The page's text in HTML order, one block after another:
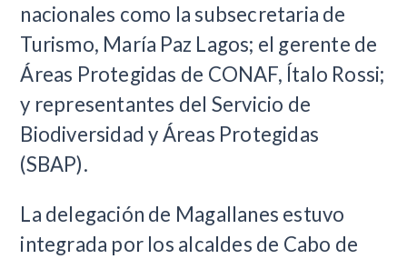
nacionales como la subsecretaria de
Turismo, María Paz Lagos; el gerente de
Áreas Protegidas de CONAF, Ítalo Rossi;
y representantes del Servicio de
Biodiversidad y Áreas Protegidas
(SBAP).
La delegación de Magallanes estuvo
integrada por los alcaldes de Cabo de